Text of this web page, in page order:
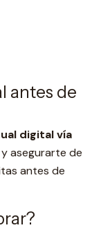
antes de
digital vía
asegurarte de
antes de